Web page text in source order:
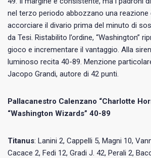
nel terzo periodo abbozzano una
accorciare il divario prima del minuto di
da Tesi. Ristabilito l’ordine, “Washington”
gioco e incrementare il vantaggio. Alla
luminoso recita 40-89. Menzione
Jacopo Grandi, autore di 42 punti.
Pallacanestro Calenzano “Charlotte
“Washington Wizards” 40-89
Titanus: Lanini 2, Cappelli 5, Magni 10,
Cacace 2, Fedi 12, Gradi J. 42, Perali 2,